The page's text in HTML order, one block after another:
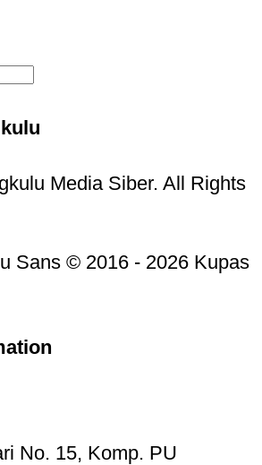
Media Siber. All Rights
Sans © 2016 - 2026 Kupas
No. 15, Komp. PU